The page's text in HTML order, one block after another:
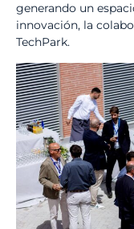
generando un
innovación, la
TechPark.